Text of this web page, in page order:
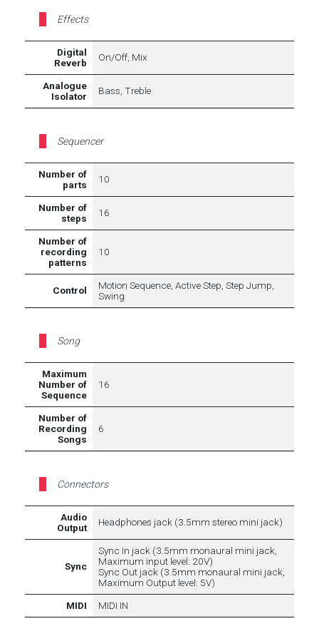
Effects
Digital
Reverb
On/Off, Mix
Analogue
Isolator
Bass, Treble
Sequencer
Number of
parts
10
Number of
steps
16
Number of
recording
patterns
10
Control
Motion Sequence, Active Step, Step Jump,
Swing
Song
Maximum
Number of
Sequence
16
Number of
Recording
Songs
6
Connectors
Audio
Output
Headphones jack (3.5mm stereo mini jack)
Sync
Sync In jack (3.5mm monaural mini jack,
Maximum input level: 20V)
Sync Out jack (3.5mm monaural mini jack,
Maximum Output level: 5V)
MIDI
MIDI IN